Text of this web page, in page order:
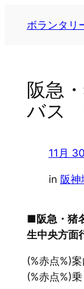
ボランタリ
阪急
バス
11月
in 阪神
■阪急・猪
生中央方面
(%赤点%)
(%赤点%)